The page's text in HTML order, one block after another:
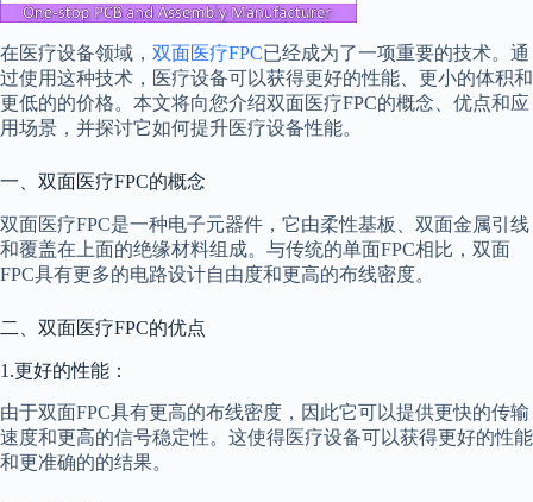
在医疗设备领域， 双面医疗FPC已经成为了一项重要的技术。通
过使用这种技术，医疗设备可以获得更好的性能、更小的体积和
更低的的价格。本文将向您介绍双面医疗FPC的概念、优点和应
用场景，并探讨它如何提升医疗设备性能。
一、双面医疗FPC的概念
双面医疗FPC是一种电子元器件，它由柔性基板、双面金属引线
和覆盖在上面的绝缘材料组成。与传统的单面FPC相比，双面
FPC具有更多的电路设计自由度和更高的布线密度。
二、双面医疗FPC的优点
1.更好的性能：
由于双面FPC具有更高的布线密度，因此它可以提供更快的传输
速度和更高的信号稳定性。这使得医疗设备可以获得更好的性能
和更准确的的结果。